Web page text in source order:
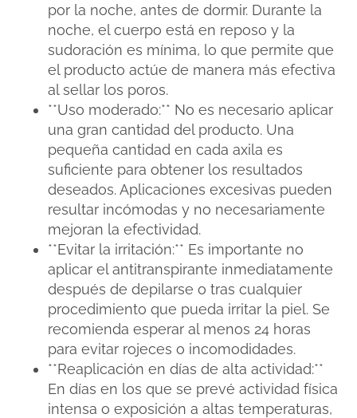
por la noche, antes de dormir. Durante la
noche, el cuerpo está en reposo y la
sudoración es mínima, lo que permite que
el producto actúe de manera más efectiva
al sellar los poros.
**Uso moderado:** No es necesario aplicar
una gran cantidad del producto. Una
pequeña cantidad en cada axila es
suficiente para obtener los resultados
deseados. Aplicaciones excesivas pueden
resultar incómodas y no necesariamente
mejoran la efectividad.
**Evitar la irritación:** Es importante no
aplicar el antitranspirante inmediatamente
después de depilarse o tras cualquier
procedimiento que pueda irritar la piel. Se
recomienda esperar al menos 24 horas
para evitar rojeces o incomodidades.
**Reaplicación en días de alta actividad:**
En días en los que se prevé actividad física
intensa o exposición a altas temperaturas,